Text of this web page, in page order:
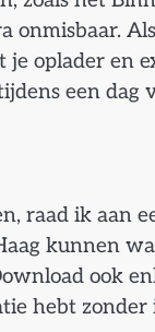
onmisbaar.
oplader en
een dag
raad ik aan
kunnen
ook
hebt